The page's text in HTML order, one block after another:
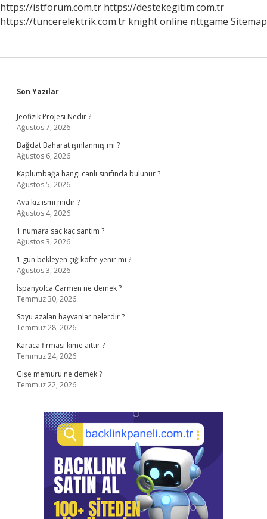
https://istforum.com.tr https://destekegitim.com.tr
https://tuncerelektrik.com.tr knight online nttgame Sitemap
Sidebar
Son Yazılar
Jeofizik Projesi Nedir ?
Ağustos 7, 2026
Bağdat Baharat ışınlanmış mı ?
Ağustos 6, 2026
Kaplumbağa hangi canlı sınıfında bulunur ?
Ağustos 5, 2026
Ava kız ismi midir ?
Ağustos 4, 2026
1 numara saç kaç santim ?
Ağustos 3, 2026
1 gün bekleyen çiğ köfte yenir mi ?
Ağustos 3, 2026
İspanyolca Carmen ne demek ?
Temmuz 30, 2026
Soyu azalan hayvanlar nelerdir ?
Temmuz 28, 2026
Karaca firması kime aittir ?
Temmuz 24, 2026
Gişe memuru ne demek ?
Temmuz 22, 2026